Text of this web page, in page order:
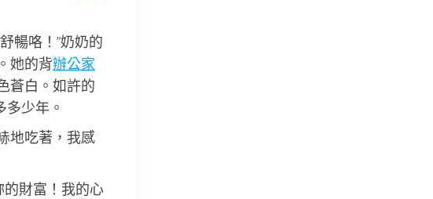
暢咯！”奶奶的
她的背辦公家
蒼白。如許的
少年。
地吃著，我感
財富！我的心